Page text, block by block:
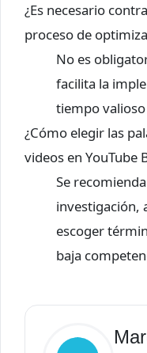
¿Es necesario
proceso de
No es
facilita la
tiempo
¿Cómo elegir las
videos en YouTube
Se
investigación,
escoger
baja